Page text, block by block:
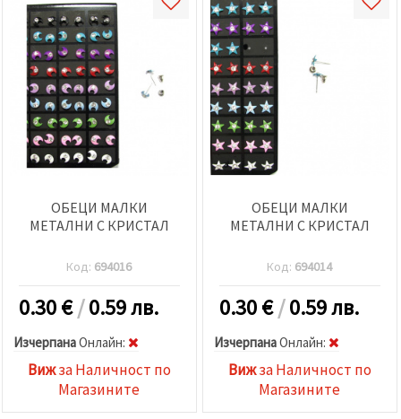
ОБЕЦИ МАЛКИ
МЕТАЛНИ С КРИСТАЛ
Код: 694016
0.30€/0.59 лв.
ИзчерпанаOнлайн:
Вижза Наличност по
Магазините
ОБЕЦИ МАЛКИ
МЕТАЛНИ С КРИСТАЛ
Код: 694014
0.30€/0.59 лв.
ИзчерпанаOнлайн:
Вижза Наличност по
Магазините